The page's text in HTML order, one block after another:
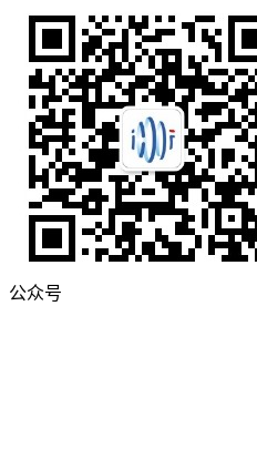
公众号